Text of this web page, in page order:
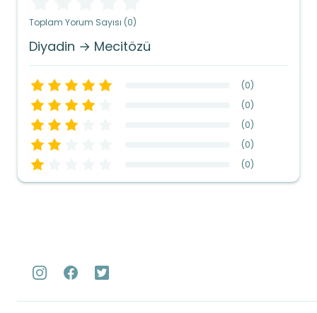
Toplam Yorum Sayısı (0)
Diyadin → Mecitözü
(0)
(0)
(0)
(0)
(0)